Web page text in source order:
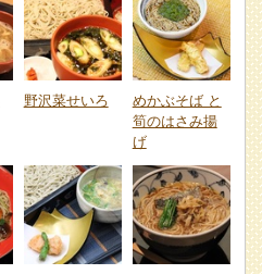
野沢菜せいろ
めかぶそば と
筍のはさみ揚
げ